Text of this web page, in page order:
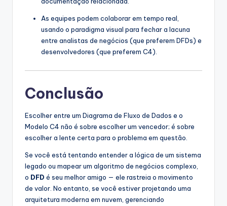
As equipes podem colaborar em tempo real,
usando o paradigma visual para fechar a lacuna
entre analistas de negócios (que preferem DFDs) e
desenvolvedores (que preferem C4).
Conclusão
Escolher entre um Diagrama de Fluxo de Dados e o
Modelo C4 não é sobre escolher um vencedor; é sobre
escolher a lente certa para o problema em questão.
Se você está tentando entender a lógica de um sistema
legado ou mapear um algoritmo de negócios complexo,
o DFD é seu melhor amigo — ele rastreia o movimento
de valor. No entanto, se você estiver projetando uma
arquitetura moderna em nuvem, gerenciando